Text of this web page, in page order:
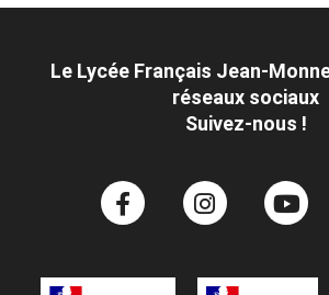
Le Lycée Français Jean-
réseaux sociaux
Suivez-nous !